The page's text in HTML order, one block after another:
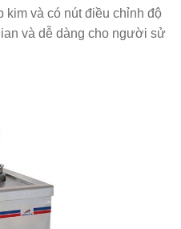
kim và có nút điều chỉnh độ
và dễ dàng cho người sử